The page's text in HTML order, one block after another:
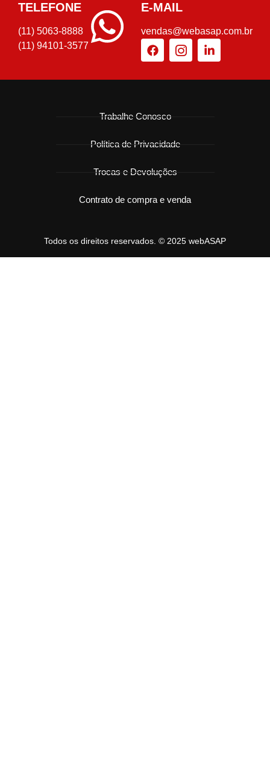
TELEFONE
(11) 5063-8888
(11) 94101-3577
E-MAIL
vendas@webasap.com.br
Todos os direitos reservados. © 2025 webASAP
Trabalhe Conosco
Política de Privacidade
Trocas e Devoluções
Contrato de compra e venda